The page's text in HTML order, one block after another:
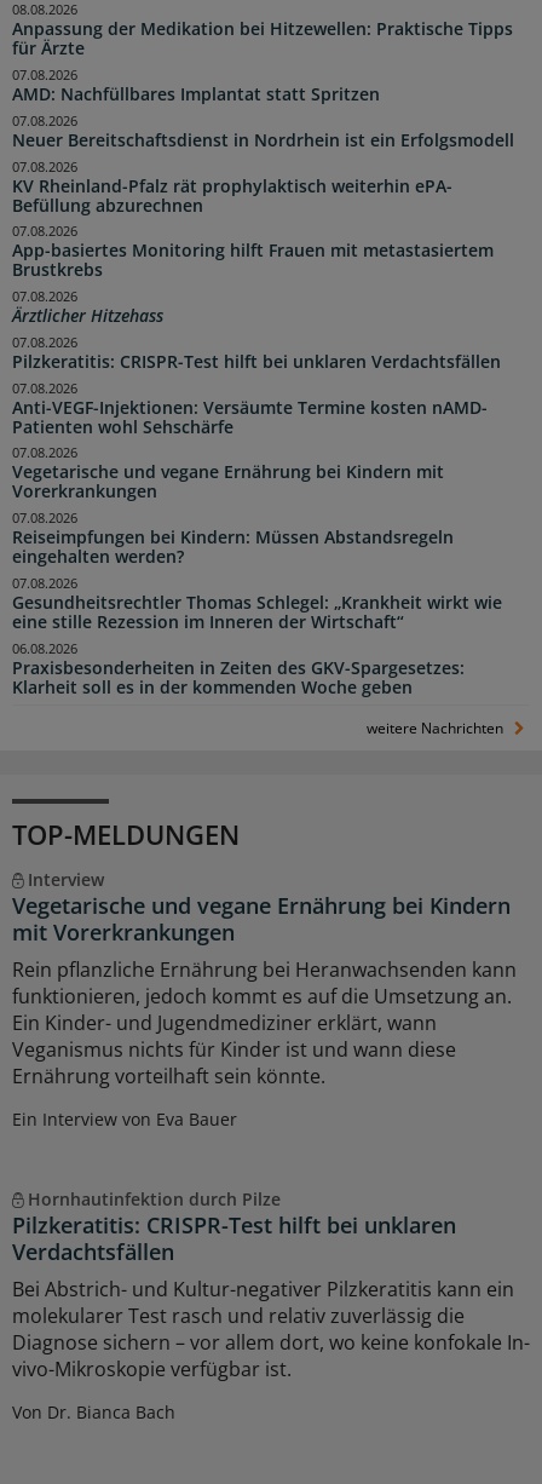
Anpassung der Medikation bei Hitzewellen: Praktische Tipps
für Ärzte
08.08.2026
AMD: Nachfüllbares Implantat statt Spritzen
07.08.2026
Neuer Bereitschaftsdienst in Nordrhein ist ein Erfolgsmodell
07.08.2026
KV Rheinland-Pfalz rät prophylaktisch weiterhin ePA-
Befüllung abzurechnen
07.08.2026
App-basiertes Monitoring hilft Frauen mit metastasiertem
Brustkrebs
07.08.2026
Ärztlicher Hitzehass
07.08.2026
Pilzkeratitis: CRISPR-Test hilft bei unklaren Verdachtsfällen
07.08.2026
Anti-VEGF-Injektionen: Versäumte Termine kosten nAMD-
Patienten wohl Sehschärfe
07.08.2026
Vegetarische und vegane Ernährung bei Kindern mit
Vorerkrankungen
07.08.2026
Reiseimpfungen bei Kindern: Müssen Abstandsregeln
eingehalten werden?
07.08.2026
Gesundheitsrechtler Thomas Schlegel: „Krankheit wirkt wie
eine stille Rezession im Inneren der Wirtschaft“
07.08.2026
Praxisbesonderheiten in Zeiten des GKV-Spargesetzes:
Klarheit soll es in der kommenden Woche geben
06.08.2026
weitere Nachrichten
TOP-MELDUNGEN
Interview
Vegetarische und vegane Ernährung bei Kindern
mit Vorerkrankungen
Rein pflanzliche Ernährung bei Heranwachsenden kann
funktionieren, jedoch kommt es auf die Umsetzung an.
Ein Kinder- und Jugendmediziner erklärt, wann
Veganismus nichts für Kinder ist und wann diese
Ernährung vorteilhaft sein könnte.
Ein Interview von Eva Bauer
Hornhautinfektion durch Pilze
Pilzkeratitis: CRISPR-Test hilft bei unklaren
Verdachtsfällen
Bei Abstrich- und Kultur-negativer Pilzkeratitis kann ein
molekularer Test rasch und relativ zuverlässig die
Diagnose sichern – vor allem dort, wo keine konfokale In-
vivo-Mikroskopie verfügbar ist.
Von Dr. Bianca Bach